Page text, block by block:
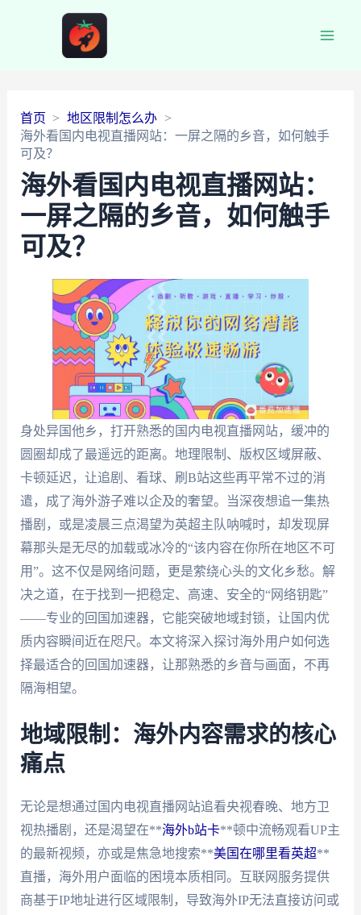
首页
地区限制怎么办
海外看国内电视直播网站：一屏之隔的乡音，如何触手
可及？
海外看国内电视直播网站：
一屏之隔的乡音，如何触手
可及？
身处异国他乡，打开熟悉的国内电视直播网站，缓冲的
圆圈却成了最遥远的距离。地理限制、版权区域屏蔽、
卡顿延迟，让追剧、看球、刷B站这些再平常不过的消
遣，成了海外游子难以企及的奢望。当深夜想追一集热
播剧，或是凌晨三点渴望为英超主队呐喊时，却发现屏
幕那头是无尽的加载或冰冷的“该内容在你所在地区不可
用”。这不仅是网络问题，更是萦绕心头的文化乡愁。解
决之道，在于找到一把稳定、高速、安全的“网络钥匙”
——专业的回国加速器，它能突破地域封锁，让国内优
质内容瞬间近在咫尺。本文将深入探讨海外用户如何选
择最适合的回国加速器，让那熟悉的乡音与画面，不再
隔海相望。
地域限制：海外内容需求的核心
痛点
无论是想通过国内电视直播网站追看央视春晚、地方卫
视热播剧，还是渴望在**海外b站卡**顿中流畅观看UP主
的最新视频，亦或是焦急地搜索**美国在哪里看英超**
直播，海外用户面临的困境本质相同。互联网服务提供
商基于IP地址进行区域限制，导致海外IP无法直接访问或